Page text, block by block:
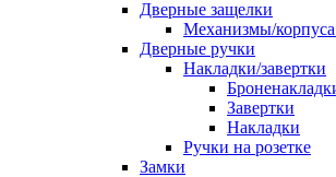
Дверные защелки
Механизмы/
Дверные ручки
Накладки/завертки
Завертки
Накладки
Ручки на розетке
Замки